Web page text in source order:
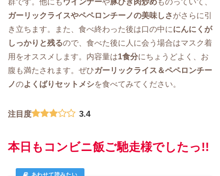
群です。他にも ウインナーや豚ひき肉炒めものっていて、
ガーリックライスやペペロンチーノの美味しさがさらに引
き立ちます。また、食べ終わった後は口の中ににんにくが
しっかりと残るので、食べた後に人に会う場合はマスク着
用をオススメします。内容量は1食分にちょうどよく、お
腹も満たされます。ぜひガーリックライス＆ペペロンチー
ノのよくばりセットメシを食べてみてください。
注目度 3.4
本日もコンビニ飯ご馳走様でしたっ!!